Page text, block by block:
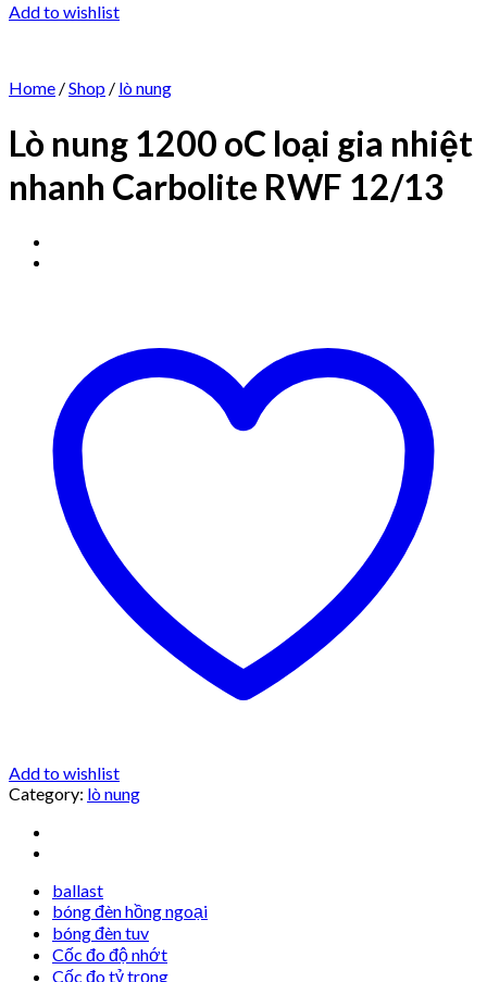
Add to wishlist
Home /Shop / lò nung
Lò nung 1200 oC loại gia nhiệt
nhanh Carbolite RWF 12/13
Add to wishlist
Category: lò nung
ballast
bóng đèn hồng ngoại
bóng đèn tuv
Cốc đo độ nhớt
Cốc đo tỷ trọng